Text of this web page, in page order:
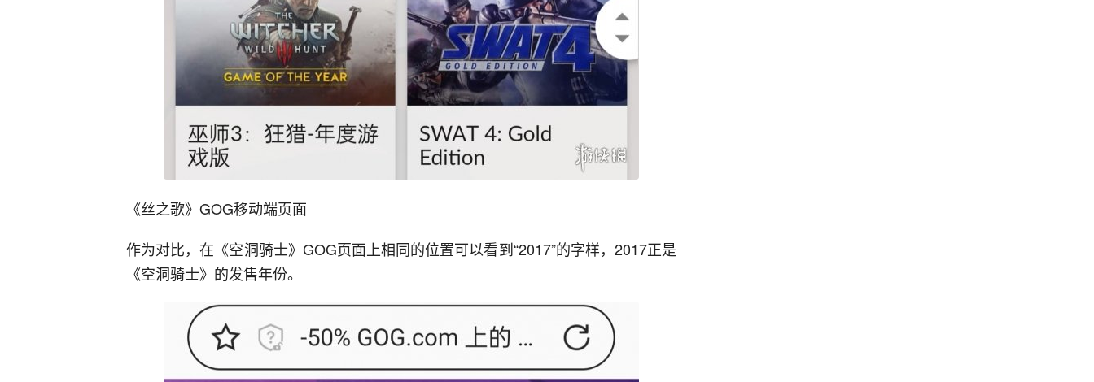
《丝之歌》GOG移动端页面
作为对比，在《空洞骑士》GOG页面上相同的位置可以看到“2017”的字样，2017正是
《空洞骑士》的发售年份。